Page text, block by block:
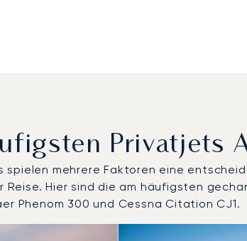
Privatjets
spielen mehrere Faktoren eine
Reise. Hier sind die am häufigsten
Phenom 300 und Cessna Citation CJ1.
Flugzeugmodelle nach
Sitze